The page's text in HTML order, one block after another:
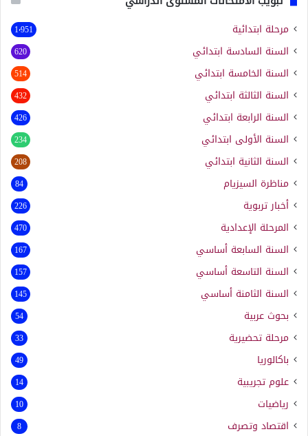
مرحلة ابتدائية 1٬951
السنة السادسة ابتدائي 620
السنة الخامسة ابتدائي 514
السنة الثالثة ابتدائي 432
السنة الرابعة ابتدائي 426
السنة الأولى ابتدائي 234
السنة الثانية ابتدائي 208
مناظرة السيزيام 84
أخبار تربوية 226
المرحلة الإعدادية 470
السنة السابعة أساسي 167
السنة التاسعة أساسي 157
السنة الثامنة أساسي 145
بحوث عربية 54
مرحلة تحضيرية 33
باكالوريا 49
علوم تجريبية 14
رياضيات 10
اقتصاد وتصرف 8